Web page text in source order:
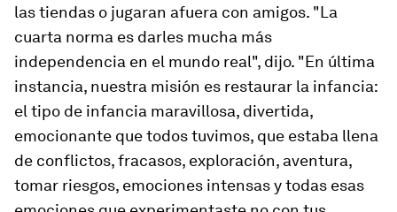
las tiendas o jugaran afuera con amigos. "La
cuarta norma es darles mucha más
independencia en el mundo real", dijo. "En última
instancia, nuestra misión es restaurar la infancia:
el tipo de infancia maravillosa, divertida,
emocionante que todos tuvimos, que estaba llena
de conflictos, fracasos, exploración, aventura,
tomar riesgos, emociones intensas y todas esas